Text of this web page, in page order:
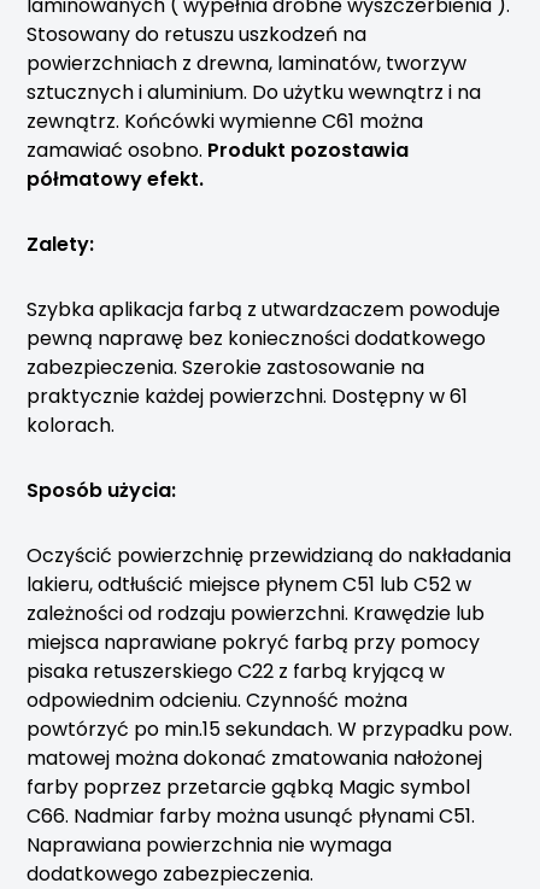
Stosowany do retuszu uszkodzeń na
powierzchniach z drewna, laminatów, tworzyw
sztucznych i aluminium. Do użytku wewnątrz i na
zewnątrz. Końcówki wymienne C61 można
zamawiać osobno. Produkt pozostawia
półmatowy efekt.
Zalety:
Szybka aplikacja farbą z utwardzaczem powoduje
pewną naprawę bez konieczności dodatkowego
zabezpieczenia. Szerokie zastosowanie na
praktycznie każdej powierzchni. Dostępny w 61
kolorach.
Sposób użycia:
Oczyścić powierzchnię przewidzianą do nakładania
lakieru, odtłuścić miejsce płynem C51 lub C52 w
zależności od rodzaju powierzchni. Krawędzie lub
miejsca naprawiane pokryć farbą przy pomocy
pisaka retuszerskiego C22 z farbą kryjącą w
odpowiednim odcieniu. Czynność można
powtórzyć po min.15 sekundach. W przypadku pow.
matowej można dokonać zmatowania nałożonej
farby poprzez przetarcie gąbką Magic symbol
C66. Nadmiar farby można usunąć płynami C51.
Naprawiana powierzchnia nie wymaga
dodatkowego zabezpieczenia.